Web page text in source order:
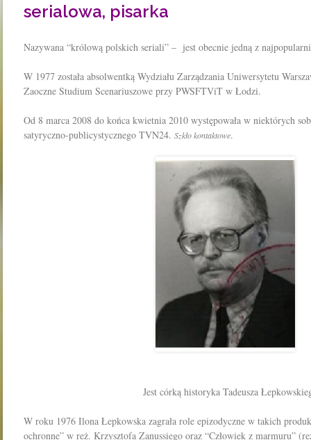
serialowa, pisarka
Nazywana “królową polskich seriali” – jest obecnie jedną z
W 1977 została absolwentką Wydziału Zarządzania Uniwersytetu
Zaoczne Studium Scenariuszowe przy PWSFTViT w Łodzi.
Od 8 marca 2008 do końca kwietnia 2010 występowała w niektórych
satyryczno-publicystycznego TVN24. Szkło kontaktowe.
Jest córką historyka Tadeusza
W roku 1976 Ilona Łepkowska zagrała role epizodyczne w takich
ochronne” w reż. Krzysztofa Zanussiego oraz “Człowiek z marmuru”